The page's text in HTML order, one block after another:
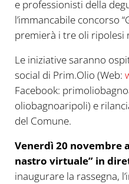
e professionisti della
l’immancabile concorso
premierà i tre oli ripolesi
Le iniziative saranno
social di Prim.Olio (Web:
Facebook:
oliobagnoaripoli) e
del Comune.
Venerdì 20 novembre
nastro virtuale” in
inaugurare la rassegna,